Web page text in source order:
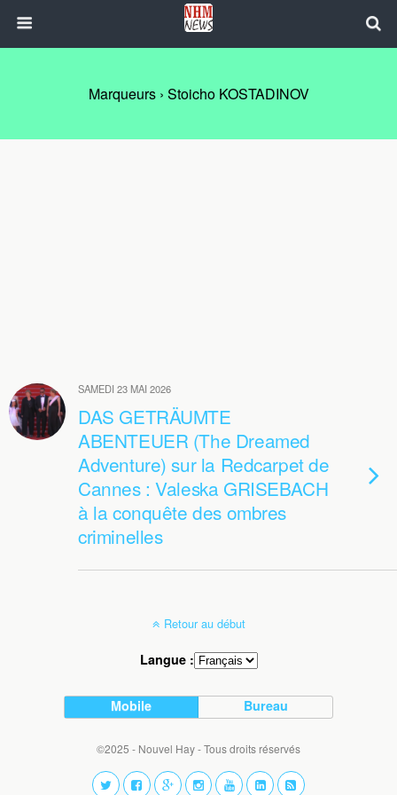
Marqueurs › Stoicho KOSTADINOV
SAMEDI 23 MAI 2026
DAS GETRÄUMTE
ABENTEUER (The Dreamed
Adventure) sur la Redcarpet de
Cannes : Valeska GRISEBACH
à la conquête des ombres
criminelles
Retour au début
Langue :
Mobile Bureau
©2025 - Nouvel Hay - Tous droits réservés